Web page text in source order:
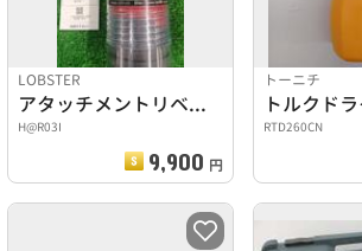
LOBSTER
アタッチメントリベッター
H@R03I
9,900 円
トーニチ
トルクド
RTD260CN